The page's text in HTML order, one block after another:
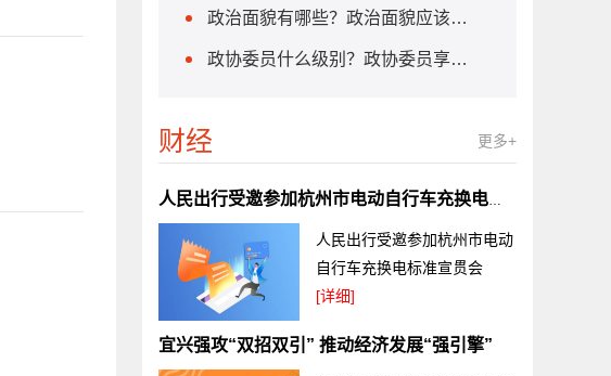
政治面貌有哪些？政治面貌应该怎么填？
政协委员什么级别？政协委员享受哪些待遇？
财经 更多+
人民出行受邀参加杭州市电动自行车充换电标准宣贯会
人民出行受邀参加杭州市电动
自行车充换电标准宣贯会
[详细]
宜兴强攻“双招双引” 推动经济发展“强引擎”